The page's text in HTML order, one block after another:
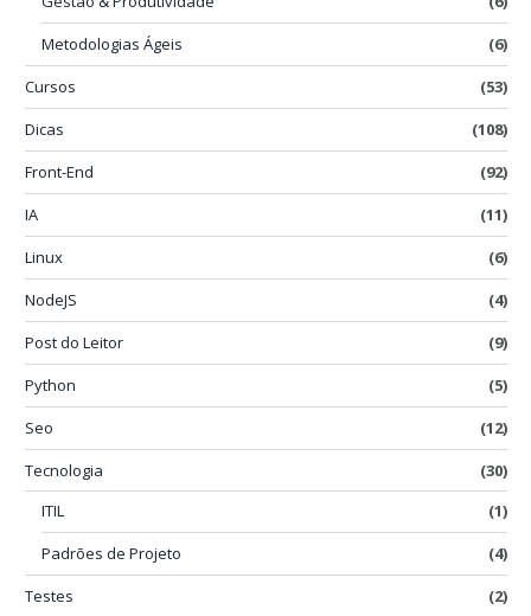
Metodologias Ágeis
(6)
Cursos
(53)
Dicas
(108)
Front-End
(92)
IA
(11)
Linux
(6)
NodeJS
(4)
Post do Leitor
(9)
Python
(5)
Seo
(12)
Tecnologia
(30)
ITIL
(1)
Padrões de Projeto
(4)
Testes
(2)